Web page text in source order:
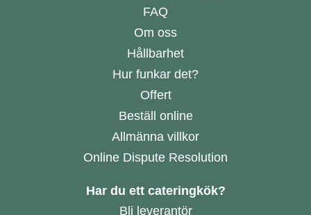
FAQ
Om oss
Hållbarhet
Hur funkar det?
Offert
Beställ online
Allmänna villkor
Online Dispute Resolution
Har du ett cateringkök?
Bli leverantör